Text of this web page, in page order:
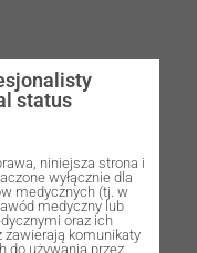
status
niniejsza strona i
wyłącznie dla
medycznych (tj. w
medyczny lub
oraz ich
zawierają komunikaty
do używania przez